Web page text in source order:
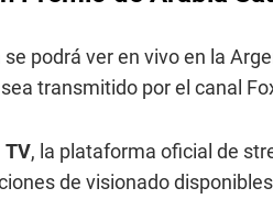
podrá ver en vivo en la
transmitido por el canal
TV, la plataforma oficial de
de visionado